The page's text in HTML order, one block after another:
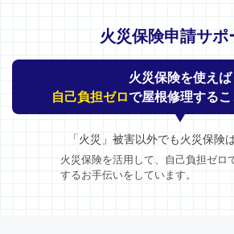
火災保険申請サポ
火災保険を使えば
自己負担ゼロで屋根修理する
「火災」被害以外でも火災保険
火災保険を活用して、自己負担ゼロ
するお手伝いをしています。